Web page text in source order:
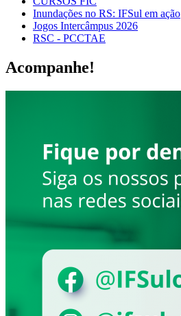
Inundações no RS: IFSul em ação
Jogos Intercâmpus 2026
RSC - PCCTAE
Acompanhe!